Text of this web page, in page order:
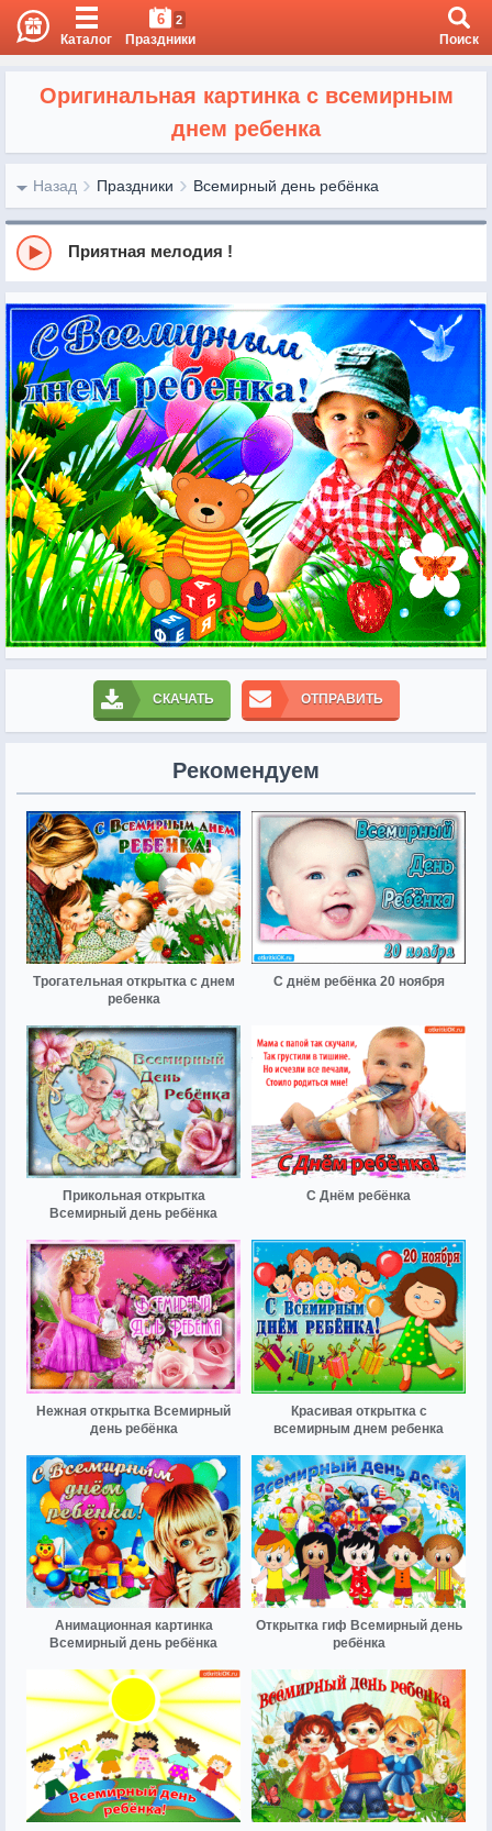
Каталог
6 2
Праздники Поиск
Оригинальная картинка с всемирным
днем ребенка
Назад Праздники Всемирный день ребёнка
Приятная мелодия !
СКАЧАТЬ ОТПРАВИТЬ
Рекомендуем
Трогательная открытка с днем
ребенка
С днём ребёнка 20 ноября
Прикольная открытка
Всемирный день ребёнка
С Днём ребёнка
Нежная открытка Всемирный
день ребёнка
Красивая открытка с
всемирным днем ребенка
Анимационная картинка
Всемирный день ребёнка
Открытка гиф Всемирный день
ребёнка